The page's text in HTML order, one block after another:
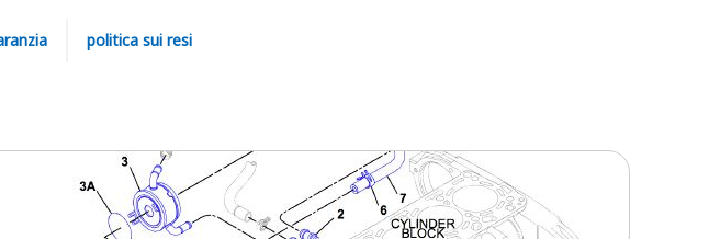
politica sui resi